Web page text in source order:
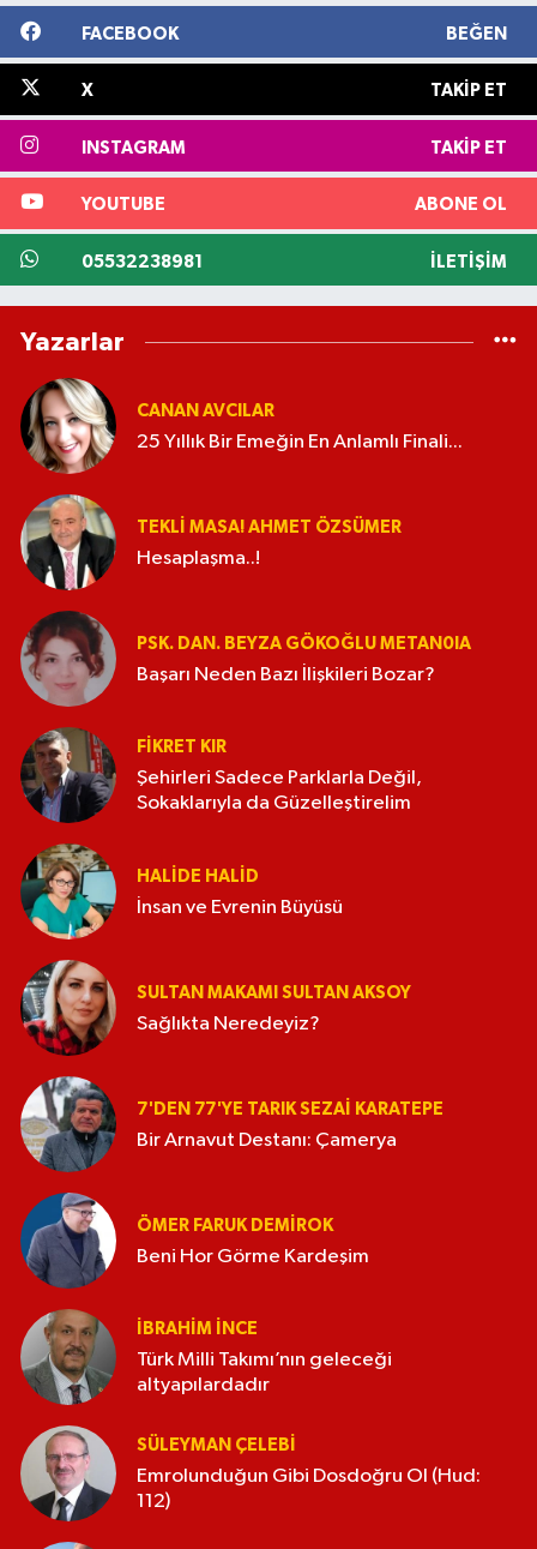
FACEBOOK BEĞEN
X TAKIP ET
INSTAGRAM TAKIP ET
YOUTUBE ABONE OL
05532238981 İLETIŞIM
Yazarlar
CANAN AVCILAR
25 Yıllık Bir Emeğin En Anlamlı Finali...
TEKLI MASA! AHMET ÖZSÜMER
Hesaplaşma..!
PSK. DAN. BEYZA GÖKOĞLU METAN0IA
Başarı Neden Bazı İlişkileri Bozar?
FIKRET KIR
Şehirleri Sadece Parklarla Değil,
Sokaklarıyla da Güzelleştirelim
HALIDE HALID
İnsan ve Evrenin Büyüsü
SULTAN MAKAMI SULTAN AKSOY
Sağlıkta Neredeyiz?
7'DEN 77'YE TARIK SEZAI KARATEPE
Bir Arnavut Destanı: Çamerya
ÖMER FARUK DEMIROK
Beni Hor Görme Kardeşim
İBRAHIM İNCE
Türk Milli Takımı’nın geleceği
altyapılardadır
SÜLEYMAN ÇELEBI
Emrolunduğun Gibi Dosdoğru Ol (Hud:
112)